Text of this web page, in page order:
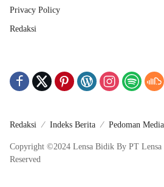
Privacy Policy
Redaksi
Redaksi Indeks Berita Pedoman
Copyright ©2024 Lensa Bidik By PT
Reserved